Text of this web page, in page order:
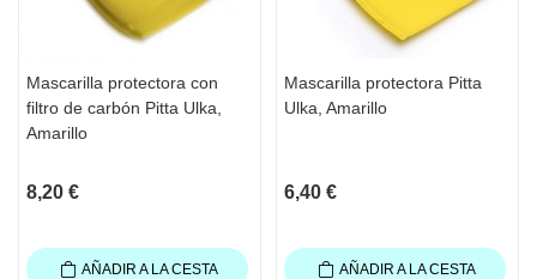
Mascarilla protectora con
filtro de carbón Pitta Ulka,
Amarillo
8,20 €
AÑADIR A LA CESTA
Mascarilla protectora Pitta
Ulka, Amarillo
6,40 €
AÑADIR A LA CESTA